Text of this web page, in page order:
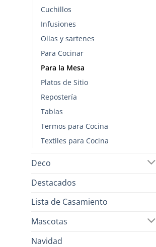
Cuchillos
Infusiones
Ollas y sartenes
Para Cocinar
Para la Mesa
Platos de Sitio
Repostería
Tablas
Termos para Cocina
Textiles para Cocina
Deco
Destacados
Lista de Casamiento
Mascotas
Navidad